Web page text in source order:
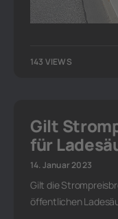
143 VIEWS
Gilt
für
14. Januar 2023
Gilt die
öffentlichen